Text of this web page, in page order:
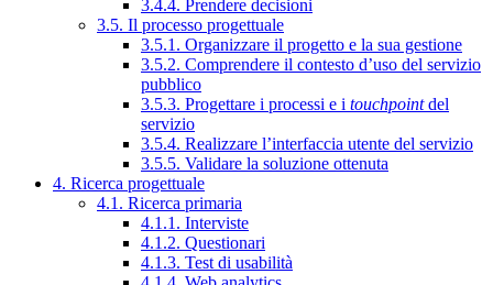
3.4.4. Prendere decisioni
3.5. Il processo progettuale
3.5.1. Organizzare il progetto e la sua gestione
3.5.2. Comprendere il contesto d’uso del servizio
pubblico
3.5.3. Progettare i processi e i touchpointdel
servizio
3.5.4. Realizzare l’interfaccia utente del servizio
3.5.5. Validare la soluzione ottenuta
4. Ricerca progettuale
4.1. Ricerca primaria
4.1.1. Interviste
4.1.2. Questionari
4.1.3. Test di usabilità